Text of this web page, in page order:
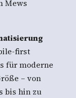
Mews
first
für moderne
– von
bis hin zu